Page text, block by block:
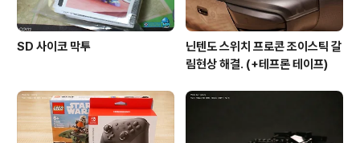
SD 사이코 막투
닌텐도 스위치 프로콘 조이스틱 갈
림현상 해결. (+테프론 테이프)